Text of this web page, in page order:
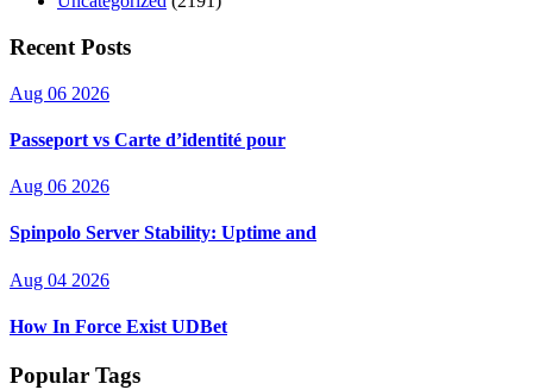
Recent Posts
Aug 06 2026
Passeport vs Carte d’identité pour
Aug 06 2026
Spinpolo Server Stability: Uptime and
Aug 04 2026
How In Force Exist UDBet
Popular Tags